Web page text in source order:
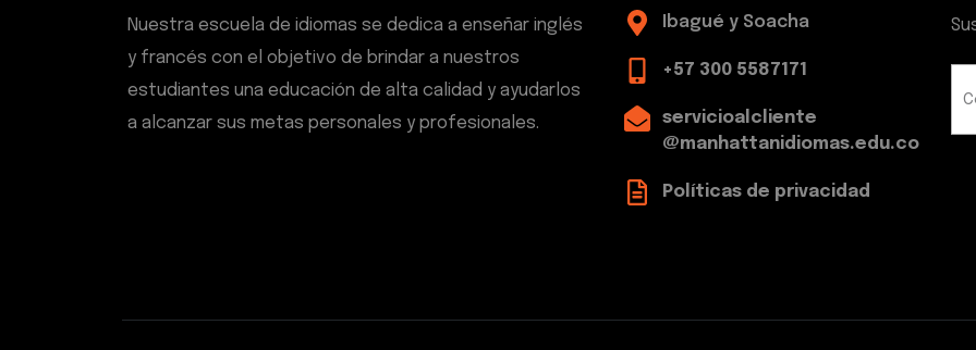
Nuestra escuela de idiomas se dedica a enseñar inglés
y francés con el objetivo de brindar a nuestros
estudiantes una educación de alta calidad y ayudarlos
a alcanzar sus metas personales y profesionales.
Ibagué y Soacha
+57 300 5587171
servicioalcliente
@manhattanidiomas.edu.co
Políticas de privacidad